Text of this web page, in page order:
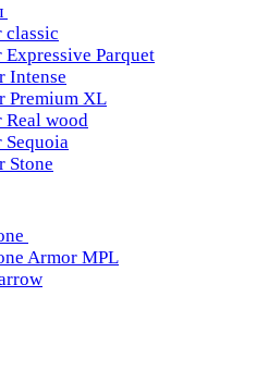
Parquet
Intense
Premium XL
wood
Stone
Armor MPL